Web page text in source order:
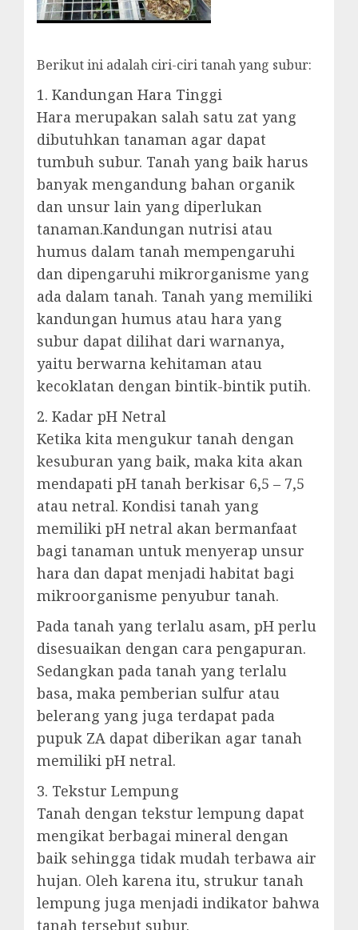
Berikut ini adalah ciri-ciri tanah yang subur:
1. Kandungan Hara Tinggi
Hara merupakan salah satu zat yang
dibutuhkan tanaman agar dapat
tumbuh subur. Tanah yang baik harus
banyak mengandung bahan organik
dan unsur lain yang diperlukan
tanaman.Kandungan nutrisi atau
humus dalam tanah mempengaruhi
dan dipengaruhi mikrorganisme yang
ada dalam tanah. Tanah yang memiliki
kandungan humus atau hara yang
subur dapat dilihat dari warnanya,
yaitu berwarna kehitaman atau
kecoklatan dengan bintik-bintik putih.
2. Kadar pH Netral
Ketika kita mengukur tanah dengan
kesuburan yang baik, maka kita akan
mendapati pH tanah berkisar 6,5 – 7,5
atau netral. Kondisi tanah yang
memiliki pH netral akan bermanfaat
bagi tanaman untuk menyerap unsur
hara dan dapat menjadi habitat bagi
mikroorganisme penyubur tanah.
Pada tanah yang terlalu asam, pH perlu
disesuaikan dengan cara pengapuran.
Sedangkan pada tanah yang terlalu
basa, maka pemberian sulfur atau
belerang yang juga terdapat pada
pupuk ZA dapat diberikan agar tanah
memiliki pH netral.
3. Tekstur Lempung
Tanah dengan tekstur lempung dapat
mengikat berbagai mineral dengan
baik sehingga tidak mudah terbawa air
hujan. Oleh karena itu, strukur tanah
lempung juga menjadi indikator bahwa
tanah tersebut subur.